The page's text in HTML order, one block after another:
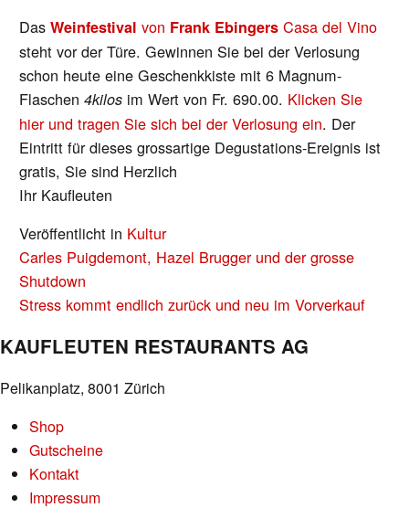
DasWeinfestival von Frank Ebingers Casa del Vino
steht vor der Türe. Gewinnen Sie bei der Verlosung
schon heute eine Geschenkkiste mit 6 Magnum-
Flaschen4kilos im Wert von Fr. 690.00. Klicken Sie
hier und tragen Sie sich bei der Verlosung ein. Der
Eintritt für dieses grossartige Degustations-Ereignis ist
gratis, Sie sind Herzlich
Ihr Kaufleuten
Veröffentlicht in Kultur
BEITRAGS-
NAVIGATION
Carles Puigdemont, Hazel Brugger und der grosse
Shutdown
Stress kommt endlich zurück und neu im Vorverkauf
KAUFLEUTEN RESTAURANTS AG
Pelikanplatz, 8001 Zürich
Shop
Gutscheine
Kontakt
Impressum